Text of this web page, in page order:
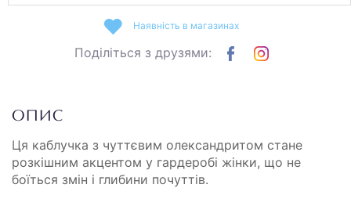
Наявність в магазинах
Поділіться з друзями:
ОПИС
Ця каблучка з чуттєвим олександритом стане
розкішним акцентом у гардеробі жінки, що не
боїться змін і глибини почуттів.